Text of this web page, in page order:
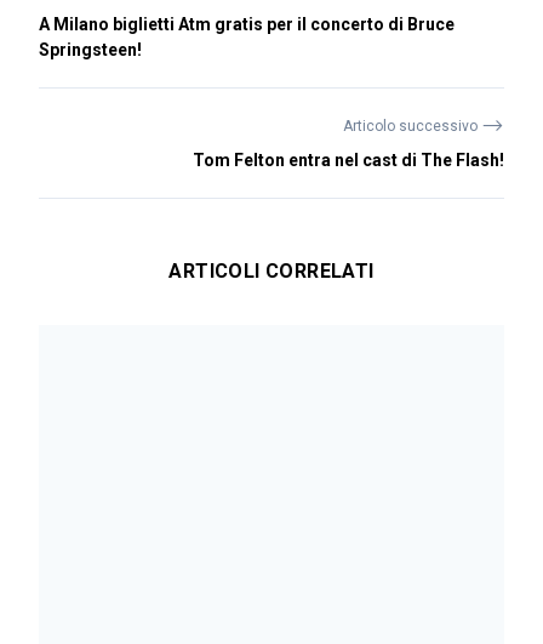
A Milano biglietti Atm gratis per il concerto di Bruce
Springsteen!
Articolo successivo ⟶
Tom Felton entra nel cast di The Flash!
ARTICOLI CORRELATI